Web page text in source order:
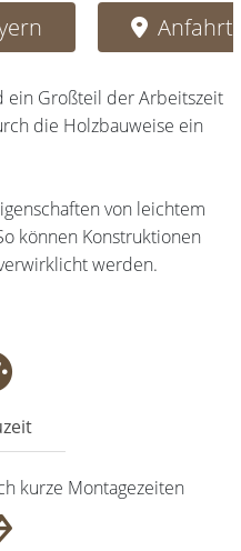
Anfahrt
ein Großteil der Arbeitszeit
die Holzbauweise ein
von leichtem
können Konstruktionen
werden.
kurze Montagezeiten